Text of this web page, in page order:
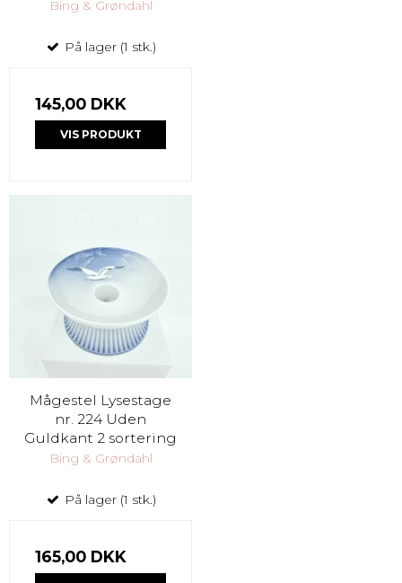
Bing & Grøndahl
På lager (1 stk.)
145,00 DKK
VIS PRODUKT
Mågestel Lysestage
nr. 224 Uden
Guldkant 2 sortering
Bing & Grøndahl
På lager (1 stk.)
165,00 DKK